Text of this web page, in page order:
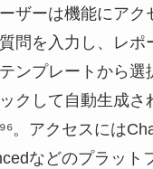
ザーは機能にアク
問を入力し、レポ
ンプレートから選
クして自動生成さ
。アクセスには
などのプラット